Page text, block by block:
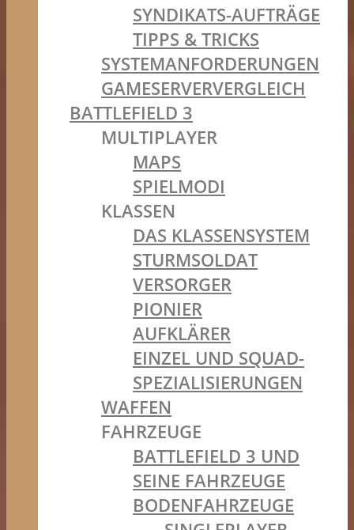
SYNDIKATS-AUFTRÄGE
TIPPS & TRICKS
SYSTEMANFORDERUNGEN
GAMESERVERVERGLEICH
BATTLEFIELD 3
MULTIPLAYER
MAPS
SPIELMODI
KLASSEN
DAS KLASSENSYSTEM
STURMSOLDAT
VERSORGER
PIONIER
AUFKLÄRER
EINZEL UND SQUAD-
SPEZIALISIERUNGEN
WAFFEN
FAHRZEUGE
BATTLEFIELD 3 UND
SEINE FAHRZEUGE
BODENFAHRZEUGE